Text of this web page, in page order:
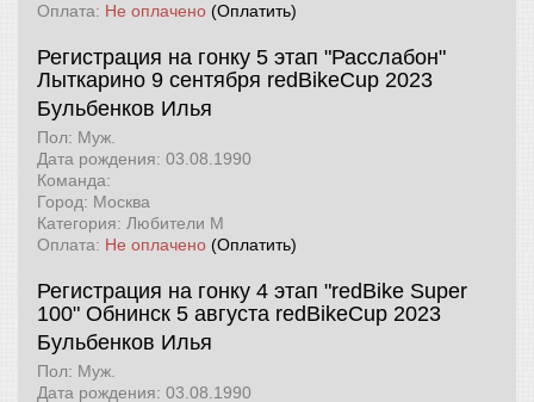
Оплата: Не оплачено (Оплатить)
Регистрация на гонку 5 этап "Расслабон"
Лыткарино 9 сентября redBikeCup 2023
Бульбенков Илья
Пол: Муж.
Дата рождения: 03.08.1990
Команда:
Город: Москва
Категория: Любители М
Оплата: Не оплачено (Оплатить)
Регистрация на гонку 4 этап "redBike Super
100" Обнинск 5 августа redBikeCup 2023
Бульбенков Илья
Пол: Муж.
Дата рождения: 03.08.1990